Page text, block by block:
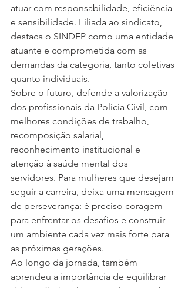
atuar com responsabilidade, eficiência
e sensibilidade. Filiada ao sindicato,
destaca o SINDEP como uma entidade
atuante e comprometida com as
demandas da categoria, tanto coletivas
quanto individuais.
Sobre o futuro, defende a valorização
dos profissionais da Polícia Civil, com
melhores condições de trabalho,
recomposição salarial,
reconhecimento institucional e
atenção à saúde mental dos
servidores. Para mulheres que desejam
seguir a carreira, deixa uma mensagem
de perseverança: é preciso coragem
para enfrentar os desafios e construir
um ambiente cada vez mais forte para
as próximas gerações.
Ao longo da jornada, também
aprendeu a importância de equilibrar